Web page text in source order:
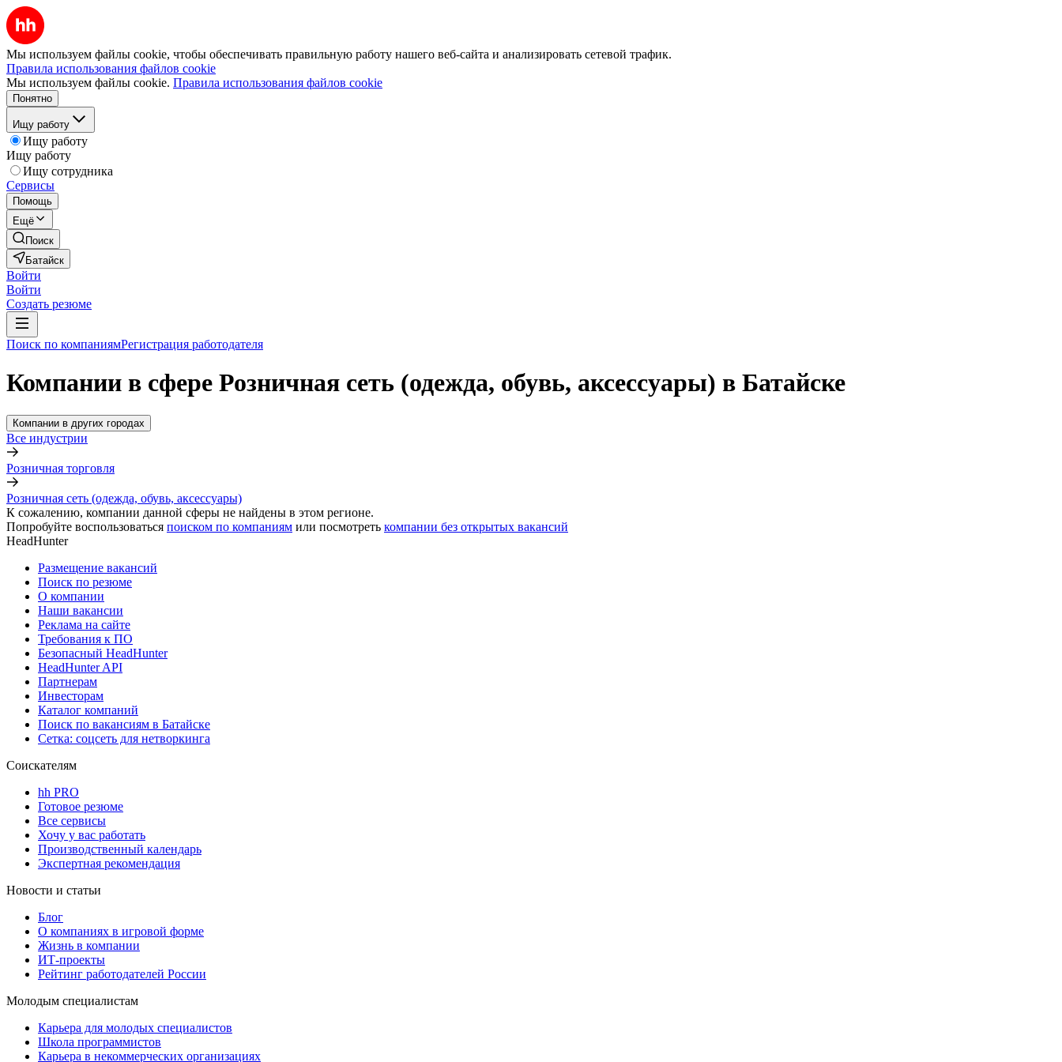
Мы используем файлы cookie, чтобы обеспечивать правильную работу нашего веб-сайта и анализировать сетевой трафик.
Правила использования файлов cookie
Мы используем файлы cookie. Правила использования файлов cookie
Понятно
Ищу работу
Ищу работу
Ищу работу
Ищу сотрудника
Сервисы
Помощь
Ещё
Поиск
Батайск
Войти
Войти
Создать резюме
Поиск по компаниямРегистрация работодателя
Компании в сфере Розничная сеть (одежда, обувь, аксессуары) в Батайске
Компании в других городах
Все индустрии
Розничная торговля
Розничная сеть (одежда, обувь, аксессуары)
К сожалению, компании данной сферы не найдены в этом регионе.
Попробуйте воспользоваться поиском по компаниям или посмотреть компании без открытых вакансий
HeadHunter
Размещение вакансий
Поиск по резюме
О компании
Наши вакансии
Реклама на сайте
Требования к ПО
Безопасный HeadHunter
HeadHunter API
Партнерам
Инвесторам
Каталог компаний
Поиск по вакансиям в Батайске
Сетка: соцсеть для нетворкинга
Соискателям
hh PRO
Готовое резюме
Все сервисы
Хочу у вас работать
Производственный календарь
Экспертная рекомендация
Новости и статьи
Блог
О компаниях в игровой форме
Жизнь в компании
ИТ-проекты
Рейтинг работодателей России
Молодым специалистам
Карьера для молодых специалистов
Школа программистов
Карьера в некоммерческих организациях